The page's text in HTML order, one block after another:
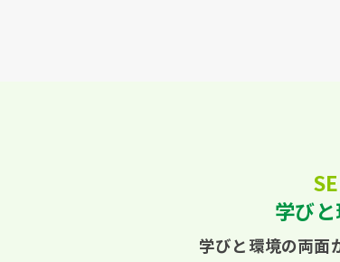
学び
学びと環境の両面